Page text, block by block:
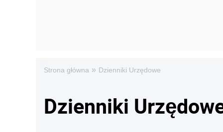
Strona główna » Dzienniki Urzędowe
Dzienniki